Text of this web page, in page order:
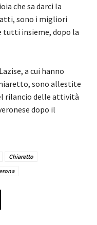
che sa darci la
sono i migliori
tutti insieme, dopo la
a cui hanno
sono allestite
rilancio delle attività
dopo il
Chiaretto